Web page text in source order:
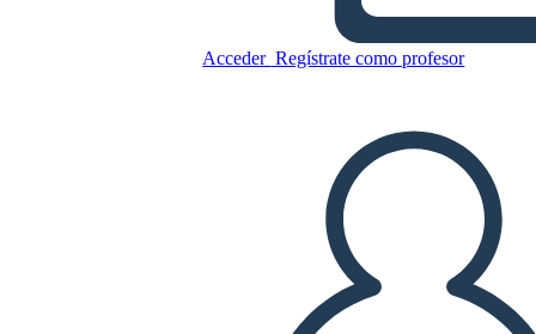
Acceder Regístrate como profesor
Copie este guión gráfico
JUEGO DE DIAPOSITIVAS
LEERME